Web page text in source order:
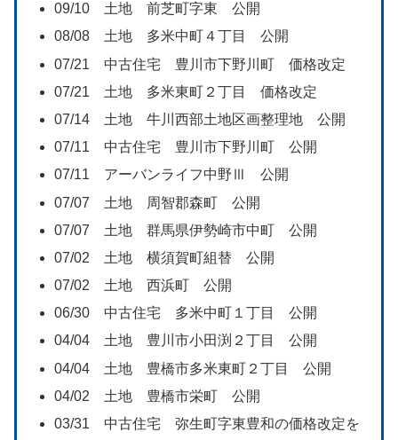
09/10 土地 前芝町字東 公開
08/08 土地 多米中町４丁目 公開
07/21 中古住宅 豊川市下野川町 価格改定
07/21 土地 多米東町２丁目 価格改定
07/14 土地 牛川西部土地区画整理地 公開
07/11 中古住宅 豊川市下野川町 公開
07/11 アーバンライフ中野Ⅲ 公開
07/07 土地 周智郡森町 公開
07/07 土地 群馬県伊勢崎市中町 公開
07/02 土地 横須賀町組替 公開
07/02 土地 西浜町 公開
06/30 中古住宅 多米中町１丁目 公開
04/04 土地 豊川市小田渕２丁目 公開
04/04 土地 豊橋市多米東町２丁目 公開
04/02 土地 豊橋市栄町 公開
03/31 中古住宅 弥生町字東豊和の価格改定を